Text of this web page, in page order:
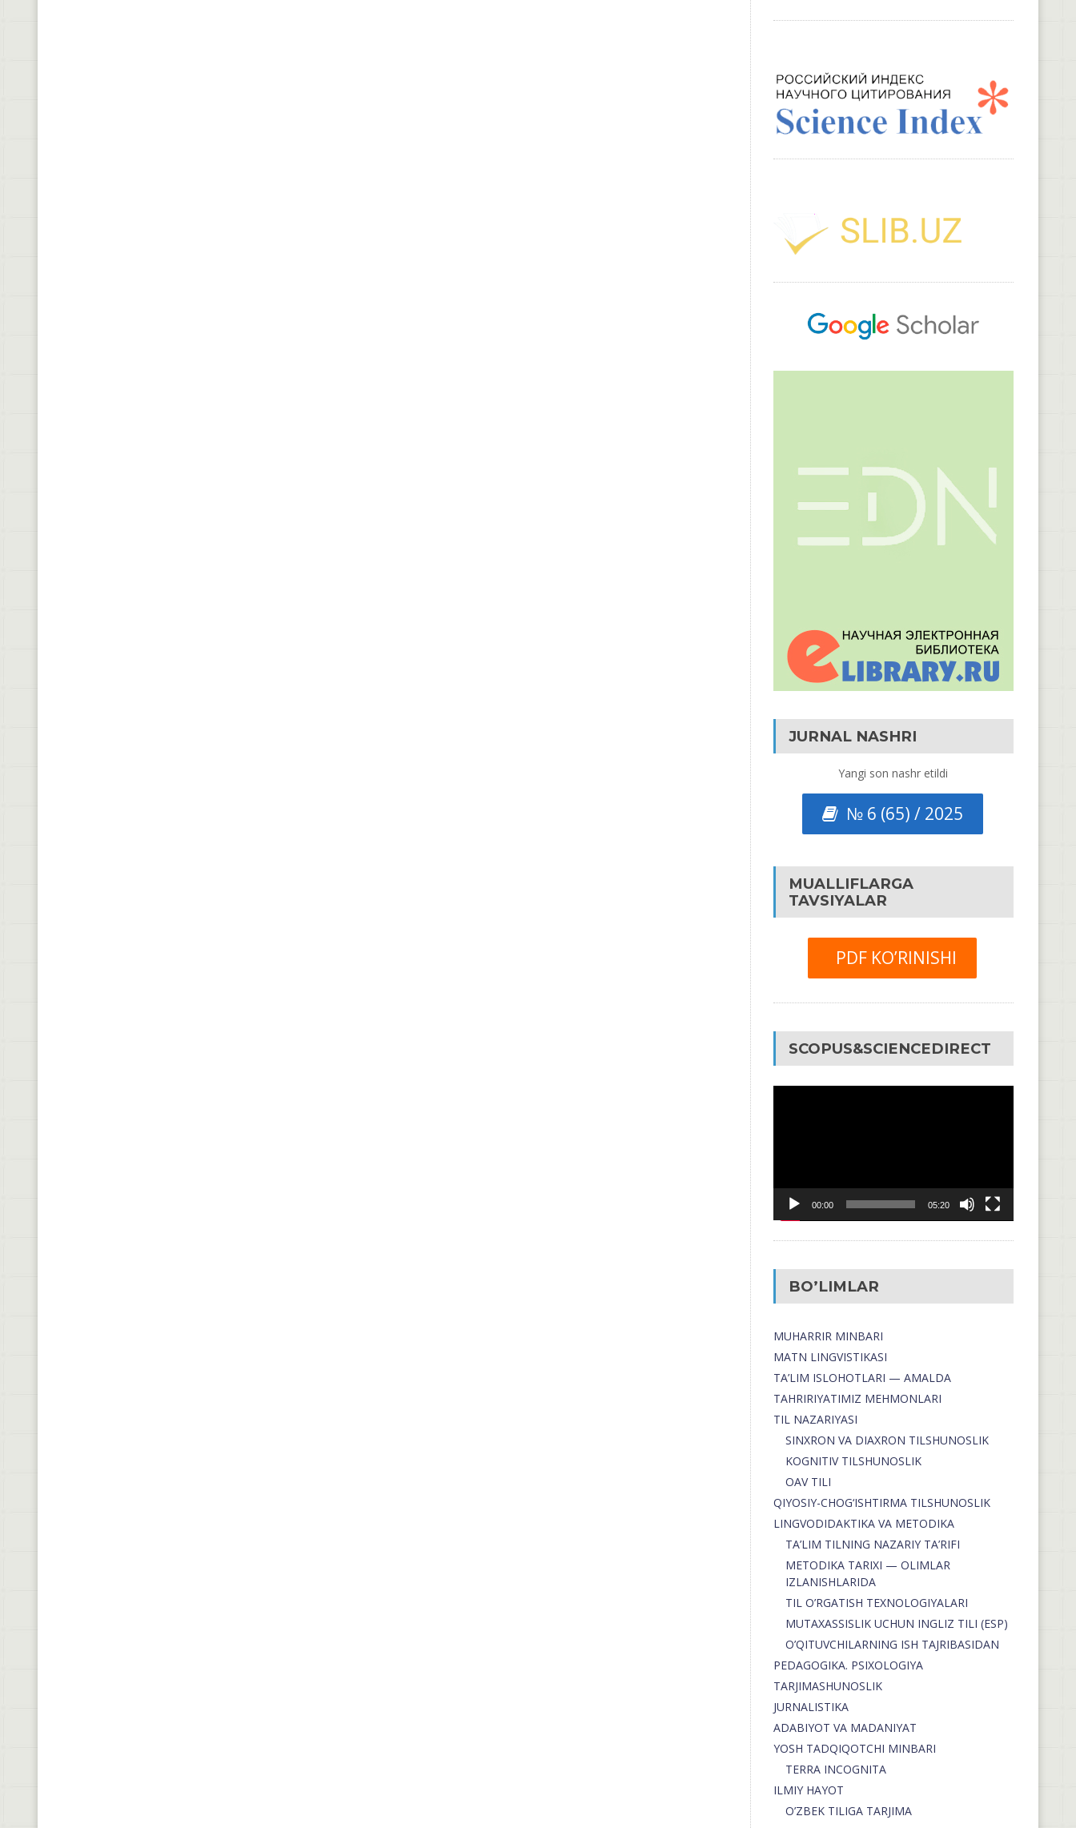
JURNAL NASHRI
Yangi son nashr etildi
№ 6 (65) / 2025
MUALLIFLARGA
TAVSIYALAR
PDF KO’RINISHI
SCOPUS&SCIENCEDIRECT
00:00 05:20
BO’LIMLAR
MUHARRIR MINBARI
MATN LINGVISTIKASI
TA’LIM ISLOHOTLARI — AMALDA
TAHRIRIYATIMIZ MEHMONLARI
TIL NAZARIYASI
SINXRON VA DIAXRON TILSHUNOSLIK
KOGNITIV TILSHUNOSLIK
OAV TILI
QIYOSIY-CHOG‘ISHTIRMA TILSHUNOSLIK
LINGVODIDAKTIKA VA METODIKA
TA’LIM TILNING NAZARIY TA’RIFI
METODIKA TARIXI — OLIMLAR
IZLANISHLARIDA
TIL O’RGATISH TEXNOLOGIYALARI
MUTAXASSISLIK UCHUN INGLIZ TILI (ESP)
O’QITUVCHILARNING ISH TAJRIBASIDAN
PEDAGOGIKA. PSIXOLOGIYA
TARJIMASHUNOSLIK
JURNALISTIKA
ADABIYOT VA MADANIYAT
YOSH TADQIQOTCHI MINBARI
TERRA INCOGNITA
ILMIY HAYOT
O’ZBEK TILIGA TARJIMA